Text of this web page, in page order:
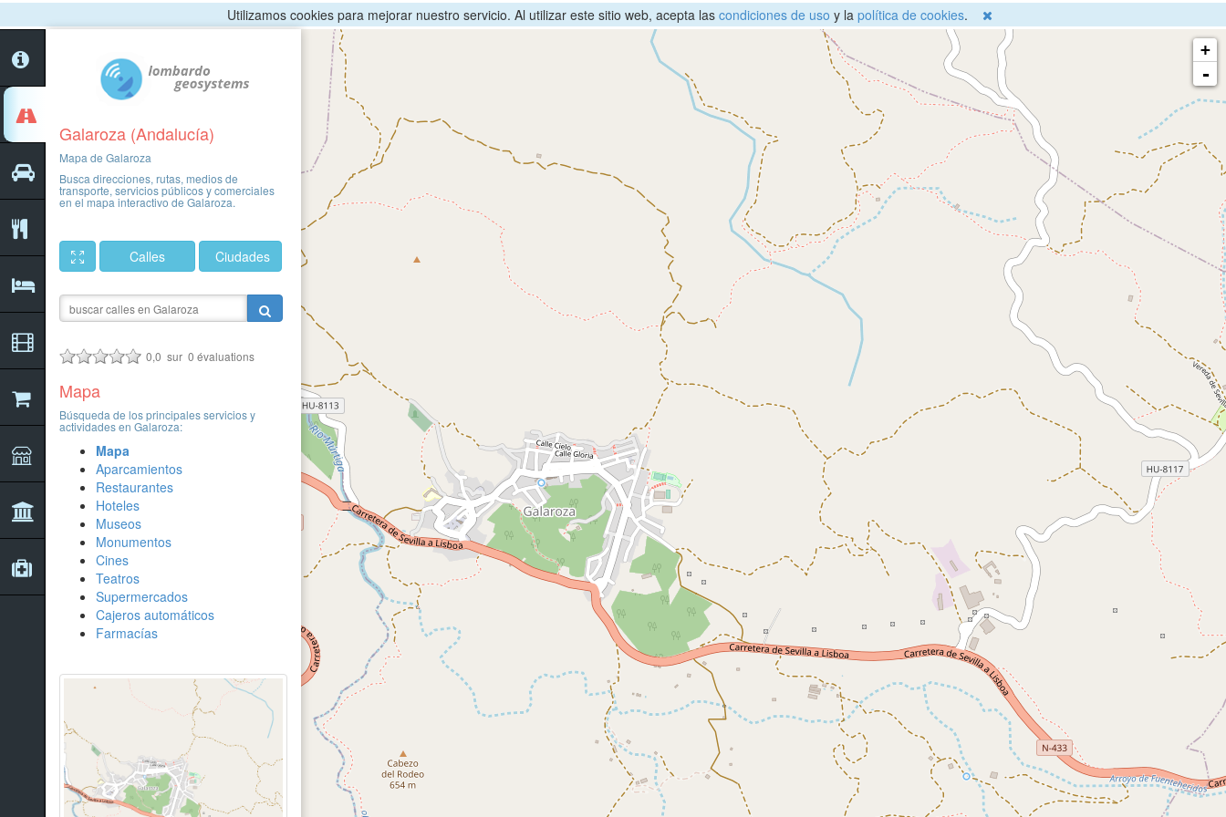
Utilizamos cookies para mejorar nuestro servicio. Al utilizar este sitio web, acepta las condiciones de uso y la política de cookies.
+
-
Galaroza (Andalucía)
Mapa de Galaroza
Busca direcciones, rutas, medios de
transporte, servicios públicos y comerciales
en el mapa interactivo de Galaroza.
Calles Ciudades
0,0 sur 0 évaluations
Mapa
Búsqueda de los principales servicios y
actividades en Galaroza:
Mapa
Aparcamientos
Restaurantes
Hoteles
Museos
Monumentos
Cines
Teatros
Supermercados
Cajeros automáticos
Farmacías